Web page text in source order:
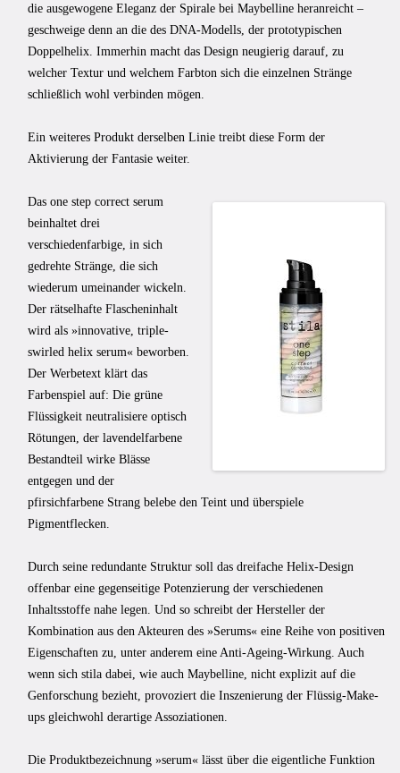
die ausgewogene Eleganz der Spirale bei Maybelline heranreicht –
geschweige denn an die des DNA-Modells, der prototypischen
Doppelhelix. Immerhin macht das Design neugierig darauf, zu
welcher Textur und welchem Farbton sich die einzelnen Stränge
schließlich wohl verbinden mögen.
Ein weiteres Produkt derselben Linie treibt diese Form der
Aktivierung der Fantasie weiter.
Das one step correct serum
beinhaltet drei
verschiedenfarbige, in sich
gedrehte Stränge, die sich
wiederum umeinander wickeln.
Der rätselhafte Flascheninhalt
wird als »innovative, triple-
swirled helix serum« beworben.
Der Werbetext klärt das
Farbenspiel auf: Die grüne
Flüssigkeit neutralisiere optisch
Rötungen, der lavendelfarbene
Bestandteil wirke Blässe
entgegen und der
pfirsichfarbene Strang belebe den Teint und überspiele
Pigmentflecken.
Durch seine redundante Struktur soll das dreifache Helix-Design
offenbar eine gegenseitige Potenzierung der verschiedenen
Inhaltsstoffe nahe legen. Und so schreibt der Hersteller der
Kombination aus den Akteuren des »Serums« eine Reihe von positiven
Eigenschaften zu, unter anderem eine Anti-Ageing-Wirkung. Auch
wenn sich stila dabei, wie auch Maybelline, nicht explizit auf die
Genforschung bezieht, provoziert die Inszenierung der Flüssig-Make-
ups gleichwohl derartige Assoziationen.
Die Produktbezeichnung »serum« lässt über die eigentliche Funktion